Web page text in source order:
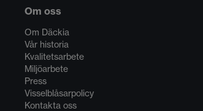
Om oss
Om Däckia
Vår historia
Kvalitetsarbete
Miljöarbete
Press
Visselblåsarpolicy
Kontakta oss